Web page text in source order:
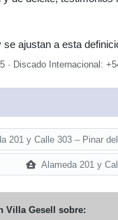
ajustan a esta
· Discado Internacional:
201 y Calle 303 – Pinar
Alameda 201 y
Villa Gesell sobre: